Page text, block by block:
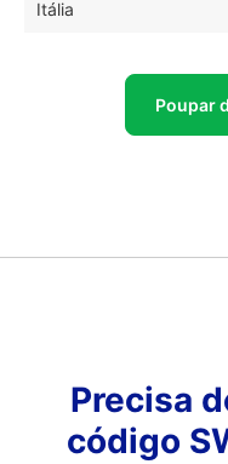
Itália
Poupar
Precisa
código